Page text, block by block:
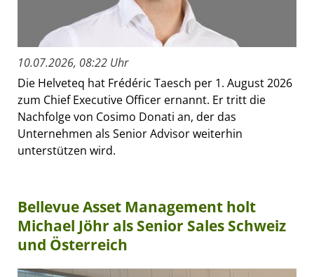
10.07.2026, 08:22 Uhr
Die Helveteq hat Frédéric Taesch per 1. August 2026
zum Chief Executive Officer ernannt. Er tritt die
Nachfolge von Cosimo Donati an, der das
Unternehmen als Senior Advisor weiterhin
unterstützen wird.
Bellevue Asset Management holt
Michael Jöhr als Senior Sales Schweiz
und Österreich